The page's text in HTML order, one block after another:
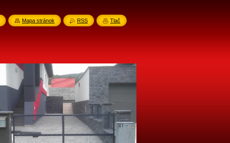
Mapa stránok RSS Tlač